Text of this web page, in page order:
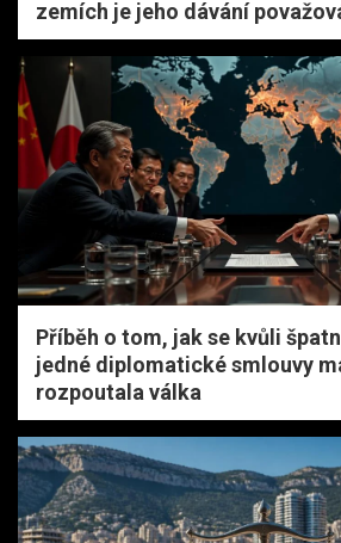
zemích je jeho dávání
Příběh o tom, jak se kvůli
jedné diplomatické smlouvy
rozpoutala válka